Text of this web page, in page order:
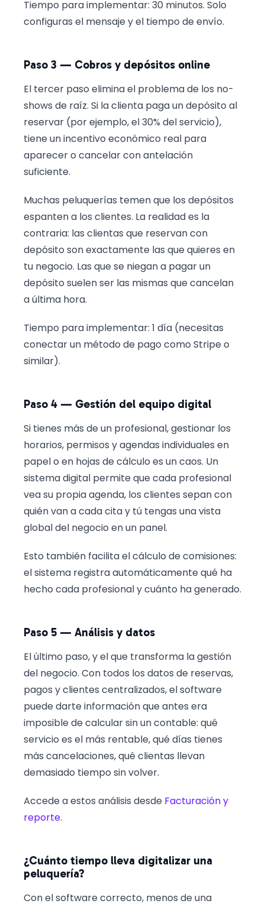
Tiempo para implementar: 30 minutos. Solo
configuras el mensaje y el tiempo de envío.
Paso 3 — Cobros y depósitos online
El tercer paso elimina el problema de los no-
shows de raíz. Si la clienta paga un depósito al
reservar (por ejemplo, el 30% del servicio),
tiene un incentivo económico real para
aparecer o cancelar con antelación
suficiente.
Muchas peluquerías temen que los depósitos
espanten a los clientes. La realidad es la
contraria: las clientas que reservan con
depósito son exactamente las que quieres en
tu negocio. Las que se niegan a pagar un
depósito suelen ser las mismas que cancelan
a última hora.
Tiempo para implementar: 1 día (necesitas
conectar un método de pago como Stripe o
similar).
Paso 4 — Gestión del equipo digital
Si tienes más de un profesional, gestionar los
horarios, permisos y agendas individuales en
papel o en hojas de cálculo es un caos. Un
sistema digital permite que cada profesional
vea su propia agenda, los clientes sepan con
quién van a cada cita y tú tengas una vista
global del negocio en un panel.
Esto también facilita el cálculo de comisiones:
el sistema registra automáticamente qué ha
hecho cada profesional y cuánto ha generado.
Paso 5 — Análisis y datos
El último paso, y el que transforma la gestión
del negocio. Con todos los datos de reservas,
pagos y clientes centralizados, el software
puede darte información que antes era
imposible de calcular sin un contable: qué
servicio es el más rentable, qué días tienes
más cancelaciones, qué clientas llevan
demasiado tiempo sin volver.
Accede a estos análisis desde Facturación y
reporte.
¿Cuánto tiempo lleva digitalizar una
peluquería?
Con el software correcto, menos de una